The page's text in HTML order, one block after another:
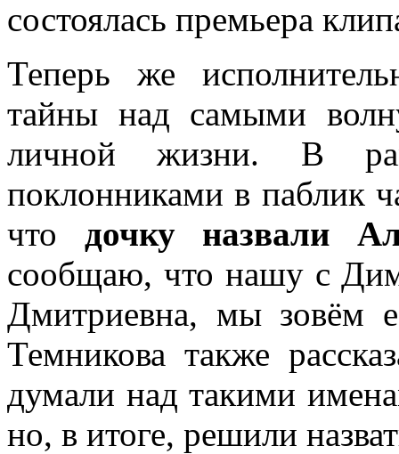
состоялась премьера
Теперь же
тайны над самыми
личной жизни. В
поклонниками в паблик
что дочку назвали
сообщаю, что нашу с
Дмитриевна, мы зовём
Темникова также
думали над такими
но, в итоге, решили